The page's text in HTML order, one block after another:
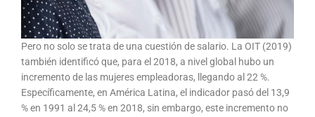
Pero no solo se trata de una cuestión de salario. La OIT (2019)
también identificó que, para el 2018, a nivel global hubo un
incremento de las mujeres empleadoras, llegando al 22 %.
Específicamente, en América Latina, el indicador pasó del 13,9
% en 1991 al 24,5 % en 2018, sin embargo, este incremento no